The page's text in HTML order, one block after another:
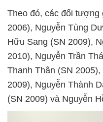
Theo đó, các đối tượng
2006), Nguyễn Tùng
Hữu Sang (SN 2009),
2010), Nguyễn Trần
Thanh Thân (SN
2009), Nguyễn Thành
(SN 2009) và Nguyễn